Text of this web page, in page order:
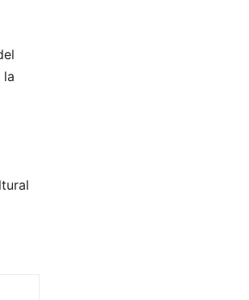
la